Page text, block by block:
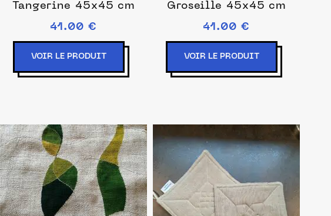
Tangerine 45x45 cm
41.00 €
VOIR LE PRODUIT
Groseille 45x45 cm
41.00 €
VOIR LE PRODUIT